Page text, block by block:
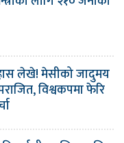
लेखे! मेसीको जादुमय
विश्वकपमा फेरि